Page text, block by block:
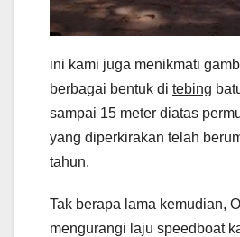
ini kami juga menikmati
berbagai bentuk di tebing
sampai 15 meter diatas
yang diperkirakan telah
tahun.
Tak berapa lama kemudian,
mengurangi laju speedboat